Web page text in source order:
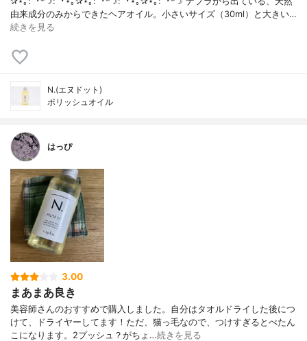
由来成分のみからできたヘアオイル。小さいサイズ（30ml）と大きい…
続きを見る
N.(エヌドット)
ポリッシュオイル
はっぴ
3.00
まあまあ良き
美容師さんのおすすめで購入しました。自分はタオルドライした後につ
けて、ドライヤーしてます！ただ、猫っ毛なので、つけすぎるとぺたん
こになります。2プッシュ？がちょ…続きを見る